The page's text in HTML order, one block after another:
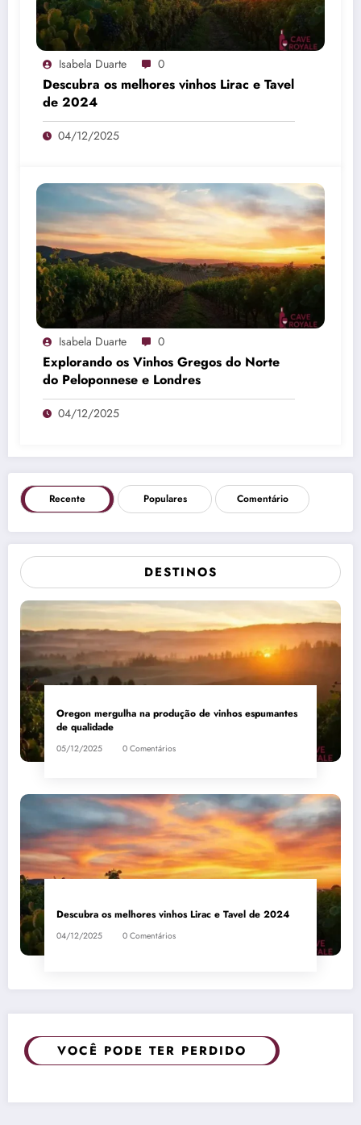
Isabela Duarte 0
Descubra os melhores vinhos Lirac e Tavel
de 2024
04/12/2025
Isabela Duarte 0
Explorando os Vinhos Gregos do Norte
do Peloponnese e Londres
04/12/2025
Recente Populares Comentário
DESTINOS
Oregon mergulha na produção de vinhos espumantes
de qualidade
05/12/2025 0 Comentários
Descubra os melhores vinhos Lirac e Tavel de 2024
04/12/2025 0 Comentários
VOCÊ PODE TER PERDIDO